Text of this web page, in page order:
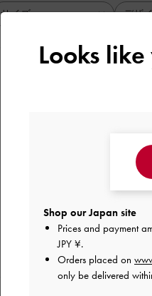
サイズ デザ
とて
Looks
Shop our Japan site
Prices and payment
JPY ¥.
Orders placed on
only be delivered